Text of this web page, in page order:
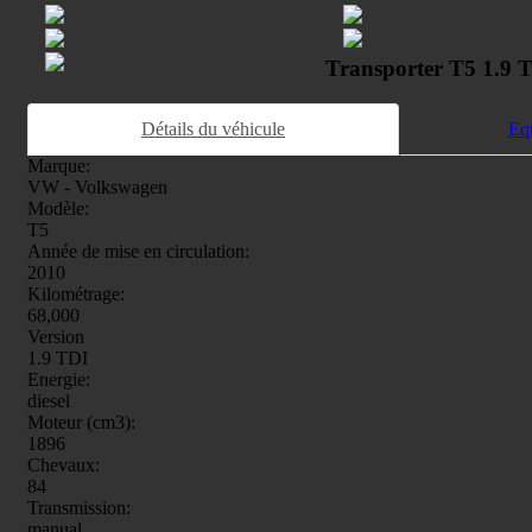
Transporter T5 1.9
Détails du véhicule
Marque:
VW - Volkswagen
Modèle:
T5
Année de mise en circulation:
2010
Kilométrage:
68,000
Version
1.9 TDI
Energie:
diesel
Moteur (cm3):
1896
Chevaux:
84
Transmission: